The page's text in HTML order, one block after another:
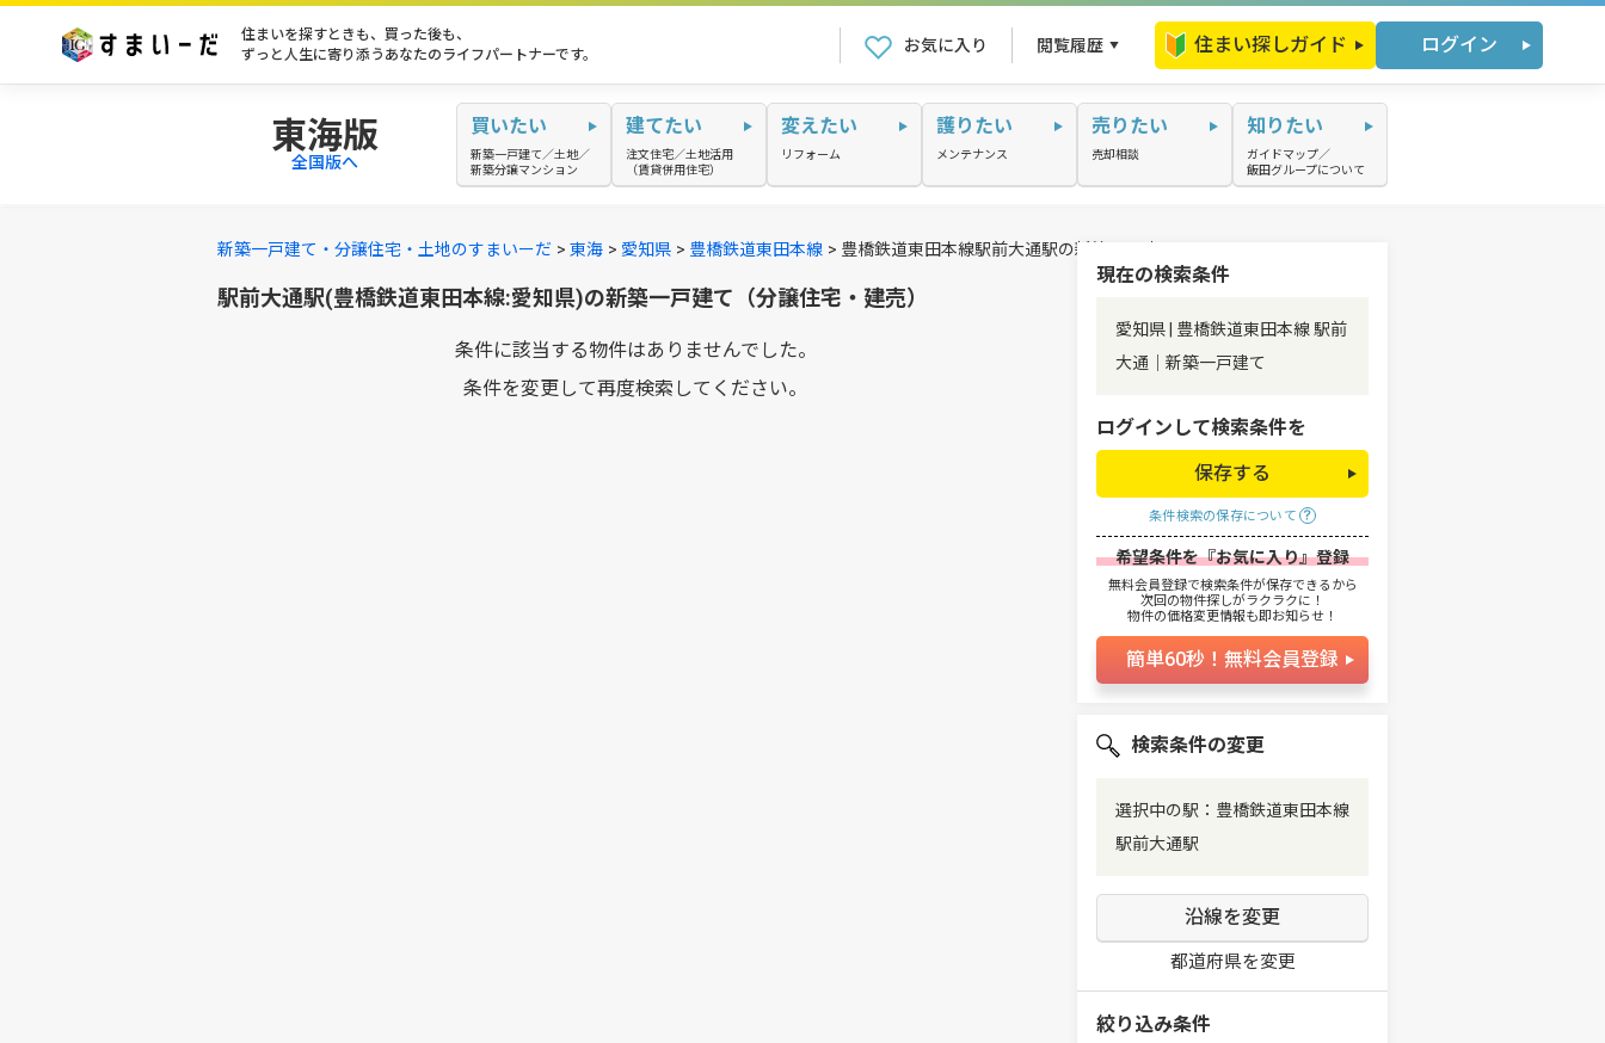
住まいを探すときも、買った後も、
ずっと人生に寄り添うあなたのライフパートナーです。
お気に入り 閲覧履歴 住まい探しガイド ログイン
東海版
全国版へ
買いたい
新築一戸建て／土地／
新築分譲マンション
建てたい
注文住宅／土地活用
（賃貸併用住宅）
変えたい
リフォーム
護りたい
メンテナンス
売りたい
売却相談
知りたい
ガイドマップ／
飯田グループについて
新築一戸建て・分譲住宅・土地のすまいーだ 東海 愛知県 豊橋鉄道東田本線 豊橋鉄道東田本線駅前大通駅の新築一戸建て
駅前大通駅(豊橋鉄道東田本線:愛知県)の新築一戸建て（分譲住宅・建売）
条件に該当する物件はありませんでした。
条件を変更して再度検索してください。
現在の検索条件
愛知県 | 豊橋鉄道東田本線 駅前
大通｜新築一戸建て
ログインして検索条件を
保存する
条件検索の保存について
希望条件を『お気に入り』登録
無料会員登録で検索条件が保存できるから
次回の物件探しがラクラクに！
物件の価格変更情報も即お知らせ！
簡単60秒！無料会員登録
検索条件の変更
選択中の駅：豊橋鉄道東田本線
駅前大通駅
沿線を変更
都道府県を変更
絞り込み条件